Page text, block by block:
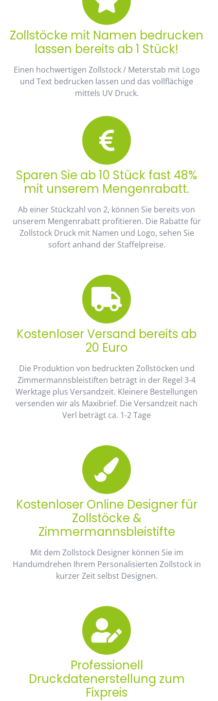
Zollstöcke mit Namen bedrucken
lassen bereits ab 1 Stück!
Einen hochwertigen Zollstock / Meterstab mit Logo
und Text bedrucken lassen und das vollflächige
mittels UV Druck.
Sparen Sie ab 10 Stück fast 48%
mit unserem Mengenrabatt.
Ab einer Stückzahl von 2, können Sie bereits von
unserem Mengenrabatt profitieren. Die Rabatte für
Zollstock Druck mit Namen und Logo, sehen Sie
sofort anhand der Staffelpreise.
Kostenloser Versand bereits ab
20 Euro
Die Produktion von bedruckten Zollstöcken und
Zimmermannsbleistiften beträgt in der Regel 3-4
Werktage plus Versandzeit. Kleinere Bestellungen
versenden wir als Maxibrief. Die Versandzeit nach
Verl beträgt ca. 1-2 Tage
Kostenloser Online Designer für
Zollstöcke &
Zimmermannsbleistifte
Mit dem Zollstock Designer können Sie im
Handumdrehen Ihrem Personalisierten Zollstock in
kurzer Zeit selbst Designen.
Professionell
Druckdatenerstellung zum
Fixpreis